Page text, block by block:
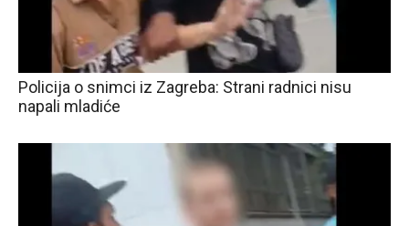
Policija o snimci iz Zagreba: Strani radnici nisu
napali mladiće